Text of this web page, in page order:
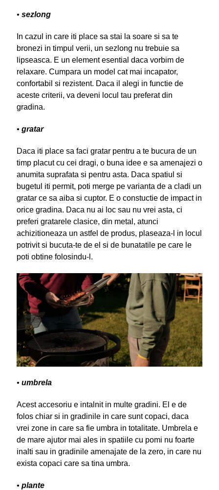
• sezlong
In cazul in care iti place sa stai la soare si sa te
bronezi in timpul verii, un sezlong nu trebuie sa
lipseasca. E un element esential daca vorbim de
relaxare. Cumpara un model cat mai incapator,
confortabil si rezistent. Daca il alegi in functie de
aceste criterii, va deveni locul tau preferat din
gradina.
• gratar
Daca iti place sa faci gratar pentru a te bucura de un
timp placut cu cei dragi, o buna idee e sa amenajezi o
anumita suprafata si pentru asta. Daca spatiul si
bugetul iti permit, poti merge pe varianta de a cladi un
gratar ce sa aiba si cuptor. E o constuctie de impact in
orice gradina. Daca nu ai loc sau nu vrei asta, ci
preferi gratarele clasice, din metal, atunci
achizitioneaza un astfel de produs, plaseaza-l in locul
potrivit si bucuta-te de el si de bunatatile pe care le
poti obtine folosindu-l.
• umbrela
Acest accesoriu e intalnit in multe gradini. El e de
folos chiar si in gradinile in care sunt copaci, daca
vrei zone in care sa fie umbra in totalitate. Umbrela e
de mare ajutor mai ales in spatiile cu pomi nu foarte
inalti sau in gradinile amenajate de la zero, in care nu
exista copaci care sa tina umbra.
• plante